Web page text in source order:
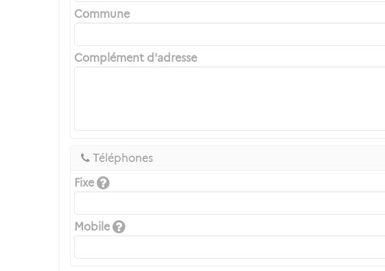
Commune
Complément d'adresse
Téléphones
Fixe
Mobile